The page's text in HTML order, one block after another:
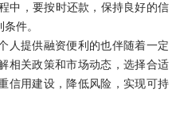
中，要按时还款，保持良好的信
件。
人提供融资便利的也伴随着一定
相关政策和市场动态，选择合适
信用建设，降低风险，实现可持